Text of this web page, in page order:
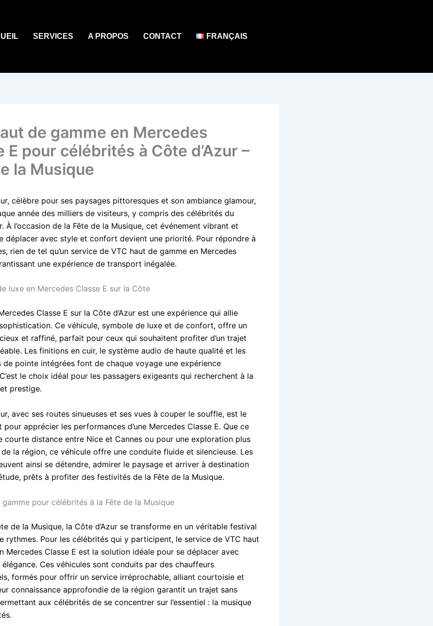
SERVICES A PROPOS CONTACT FRANÇAIS
de gamme en Mercedes
E pour célébrités à Côte d’Azur –
la Musique
célèbre pour ses paysages pittoresques et son ambiance glamour,
année des milliers de visiteurs, y compris des célébrités du
À l’occasion de la Fête de la Musique, cet événement vibrant et
déplacer avec style et confort devient une priorité. Pour répondre à
rien de tel qu’un service de VTC haut de gamme en Mercedes
une expérience de transport inégalée.
luxe en Mercedes Classe E sur la Côte
Classe E sur la Côte d’Azur est une expérience qui allie
Ce véhicule, symbole de luxe et de confort, offre un
et raffiné, parfait pour ceux qui souhaitent profiter d’un trajet
Les finitions en cuir, le système audio de haute qualité et les
de pointe intégrées font de chaque voyage une expérience
le choix idéal pour les passagers exigeants qui recherchent à la
prestige.
avec ses routes sinueuses et ses vues à couper le souffle, est le
apprécier les performances d’une Mercedes Classe E. Que ce
courte distance entre Nice et Cannes ou pour une exploration plus
la région, ce véhicule offre une conduite fluide et silencieuse. Les
ainsi se détendre, admirer le paysage et arriver à destination
prêts à profiter des festivités de la Fête de la Musique.
pour célébrités à la Fête de la Musique
de la Musique, la Côte d’Azur se transforme en un véritable festival
rythmes. Pour les célébrités qui y participent, le service de VTC haut
Mercedes Classe E est la solution idéale pour se déplacer avec
Ces véhicules sont conduits par des chauffeurs
formés pour offrir un service irréprochable, alliant courtoisie et
connaissance approfondie de la région garantit un trajet sans
aux célébrités de se concentrer sur l’essentiel : la musique